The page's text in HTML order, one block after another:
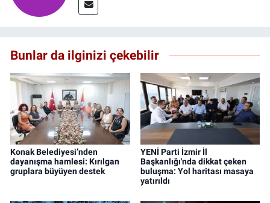
Bunlar da ilginizi çekebilir
Konak Belediyesi’nden
dayanışma hamlesi: Kırılgan
gruplara büyüyen destek
YENİ Parti İzmir İl
Başkanlığı'nda dikkat çeken
buluşma: Yol haritası masaya
yatırıldı